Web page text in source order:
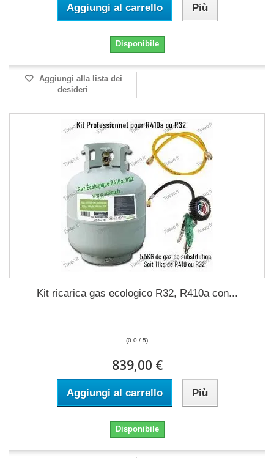
Aggiungi al carrello Più
Disponibile
Aggiungi alla lista dei
desideri
Kit ricarica gas ecologico R32, R410a con...
(0.0 / 5)
839,00 €
Aggiungi al carrello Più
Disponibile